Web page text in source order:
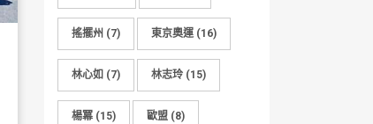
搖擺州 (7) 東京奧運(16)
林心如 (7) 林志玲 (15)
楊冪 (15) 歐盟 (8)